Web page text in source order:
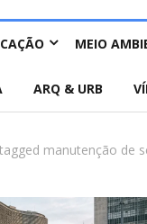
MEIO
ARQ & URB
manutenção de